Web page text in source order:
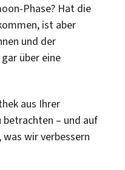
Phase? Hat die
ist aber
und der
über eine
aus Ihrer
betrachten – und auf
wir verbessern